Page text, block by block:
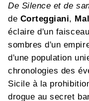
De Silence et de
de Corteggiani,
éclaire d'un
sombres d'un
d'une population
chronologies des
Sicile à la
drogue au secret